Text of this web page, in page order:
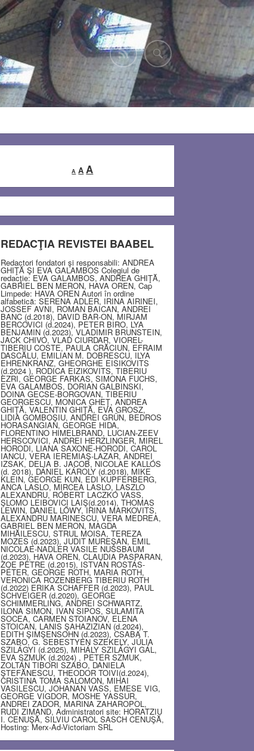
A
Decrease
font
A Reset
AIncrease
font
REDACŢIA REVISTEI BAABEL
Redactori fondatori şi responsabili: ANDREA
GHIŢĂ ŞI EVA GALAMBOS Colegiul de
redacţie: EVA GALAMBOS, ANDREA GHIŢĂ,
GABRIEL BEN MERON, HAVA OREN, Cap
Limpede: HAVA OREN Autori în ordine
alfabetică: SERENA ADLER, IRINA AIRINEI,
JOSSEF AVNI, ROMAN BAICAN, ANDREI
BANC (d.2018), DAVID BAR-ON, MIRJAM
BERCOVICI (d.2024), PETER BIRO, LYA
BENJAMIN (d.2023), VLADIMIR BRUNSTEIN,
JACK CHIVO, VLAD CIURDAR, VIOREL-
TIBERIU COSTE, PAULA CRĂCIUN, EFRAIM
DASCĂLU, EMILIAN M. DOBRESCU, ILYA
EHRENKRANZ, GHEORGHE EISIKOVITS
(d.2024 ), RODICA EIZIKOVITS, TIBERIU
EZRI, GEORGE FARKAS, SIMONA FUCHS,
EVA GALAMBOS, DORIAN GALBINSKI,
DOINA GECSE-BORGOVAN, TIBERIU
GEORGESCU, MONICA GHEŢ, ANDREA
GHIŢĂ, VALENTIN GHIŢĂ, EVA GROSZ,
LIDIA GOMBOŞIU, ANDREI GRÜN, BEDROS
HORASANGIAN, GEORGE HIDA,
FLORENTINO HIMELBRAND, LUCIAN-ZEEV
HERSCOVICI, ANDREI HERZLINGER, MIREL
HORODI, LIANA SAXONE-HORODI, CAROL
IANCU, VERA IEREMIAŞ-LAZAR, ANDREI
IZSAK, DELIA B. JACOB, NICOLAE KALLÓS
(d. 2018), DÁNIEL KÁROLY (d.2018), MIKE
KLEIN, GEORGE KUN, EDI KUPFERBERG,
ANCA LASLO, MIRCEA LASLO, LASZLO
ALEXANDRU, RÓBERT LACZKÓ VASS,
ŞLOMO LEIBOVICI LAIŞ(d.2014), THOMAS
LEWIN, DANIEL LŐWY, IRINA MARKOVITS,
ALEXANDRU MARINESCU, VERA MEDREA,
GABRIEL BEN MERON, MAGDA
MIHĂILESCU, STRUL MOISA, TEREZA
MOZES (d.2023), JUDIT MUREŞAN, EMIL
NICOLAE-NADLER VASILE NUSSBAUM
(d.2023), HAVA OREN, CLAUDIA PASPARAN,
ZOE PETRE (d.2015), ISTVÁN ROSTÁS-
PÉTER, GEORGE ROTH, MARIA ROTH,
VERONICA ROZENBERG TIBERIU ROTH
(d.2022) ERIKA SCHAFFER (d.2023), PAUL
SCHVEIGER (d.2020), GEORGE
SCHIMMERLING, ANDREI SCHWARTZ,
ILONA SIMON, IVAN SIPOS, SULAMITA
SOCEA, CARMEN STOIANOV, ELENA
STOICAN, LANIS ŞAHAZIZIAN (d.2024),
EDITH ŞIMŞENSOHN (d.2023), CSABA T.
SZABO, G. SEBESTYEN SZEKELY, JÚLIA
SZILÁGYI (d.2025), MIHÁLY SZILÁGYI GÁL,
EVA SZMUK (d.2024) , PETER SZMUK,
ZOLTÁN TIBORI SZABO, DANIELA
ŞTEFĂNESCU, THEODOR TOIVI(d.2024),
CRISTINA TOMA SALOMON, MIHAI
VASILESCU, JOHANAN VASS, EMESE VIG,
GEORGE VIGDOR, MOSHE YASSUR,
ANDREI ZADOR, MARINA ZAHAROPOL,
RUDI ZIMAND, Administratori site: HORATZIU
I. CENUŞĂ, SILVIU CAROL SASCH CENUŞĂ,
Hosting: Merx-Ad-Victoriam SRL